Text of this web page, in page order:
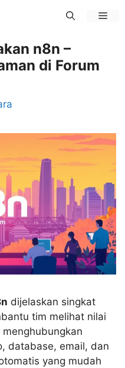
n8n –
di Forum
dijelaskan singkat
tim melihat nilai
database, email, dan
yang mudah